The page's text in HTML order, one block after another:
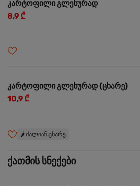
კარტოფილი გლეხურად
8,9 ₾
კარტოფილი გლეხურად (ცხარე)
10,9 ₾
🌶️ ძალიან ცხარე
ქათმის სნექები